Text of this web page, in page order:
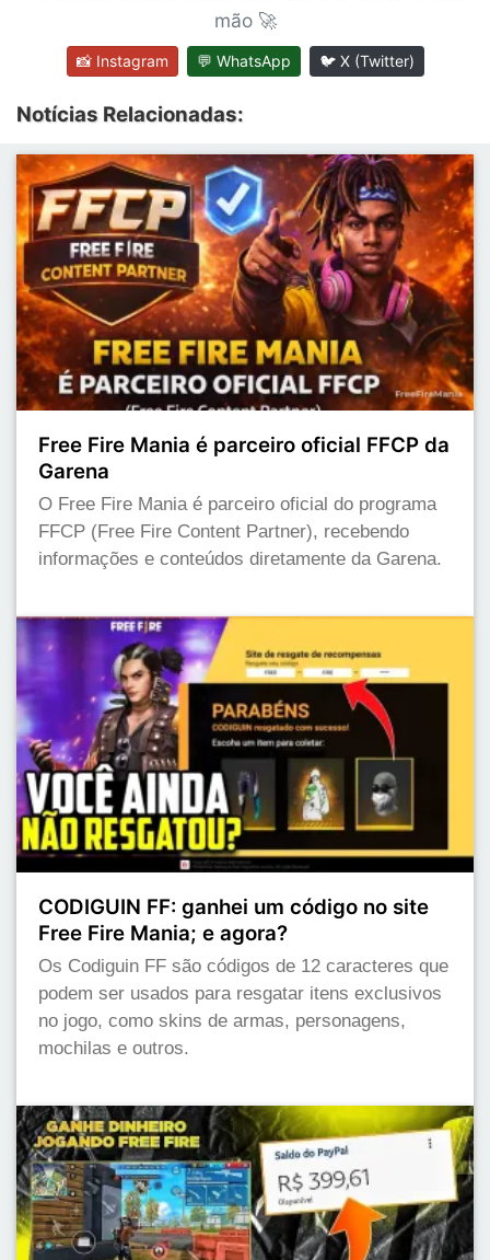
mão 🚀
📸 Instagram 💬 WhatsApp 🐦 X (Twitter)
Notícias Relacionadas:
Free Fire Mania é parceiro oficial FFCP da
Garena
O Free Fire Mania é parceiro oficial do programa
FFCP (Free Fire Content Partner), recebendo
informações e conteúdos diretamente da Garena.
CODIGUIN FF: ganhei um código no site
Free Fire Mania; e agora?
Os Codiguin FF são códigos de 12 caracteres que
podem ser usados para resgatar itens exclusivos
no jogo, como skins de armas, personagens,
mochilas e outros.